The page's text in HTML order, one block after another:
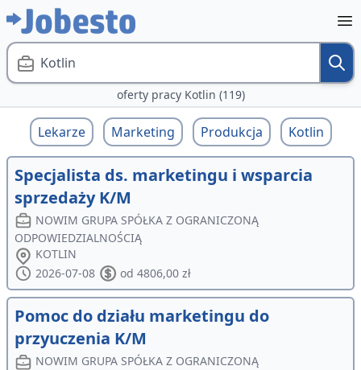
Kotlin
oferty pracy Kotlin (119)
Lekarze Marketing Produkcja Kotlin
Specjalista ds. marketingu i wsparcia
sprzedaży K/M
NOWIM GRUPA SPÓŁKA Z OGRANICZONĄ
ODPOWIEDZIALNOŚCIĄ
KOTLIN
2026-07-08
od 4806,00 zł
Pomoc do działu marketingu do
przyuczenia K/M
NOWIM GRUPA SPÓŁKA Z OGRANICZONĄ